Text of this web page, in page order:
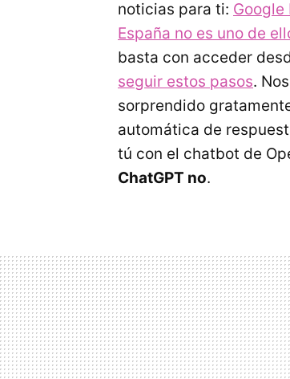
noticias para ti: Google
España no es uno de
basta con acceder
seguir estos pasos.
sorprendido
automática de
tú con el chatbot de
ChatGPT no.